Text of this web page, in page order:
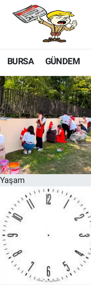
BURSA GÜNDEM
Yaşam